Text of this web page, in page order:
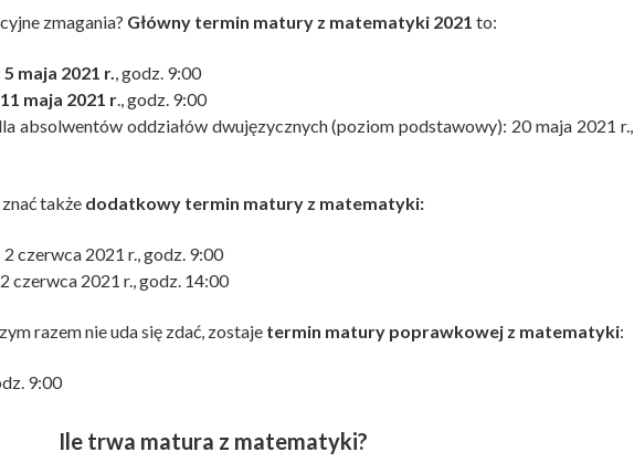
zmagania? Główny termin matury z matematyki 2021 to:
5 maja 2021 r., godz. 9:00
11 maja 2021 r., godz. 9:00
absolwentów oddziałów dwujęzycznych (poziom podstawowy): 20 maja 2021 r.,
także dodatkowy termin matury z matematyki:
czerwca 2021 r., godz. 9:00
czerwca 2021 r., godz. 14:00
razem nie uda się zdać, zostaje termin matury poprawkowej z matematyki:
9:00
Ile trwa matura z matematyki?